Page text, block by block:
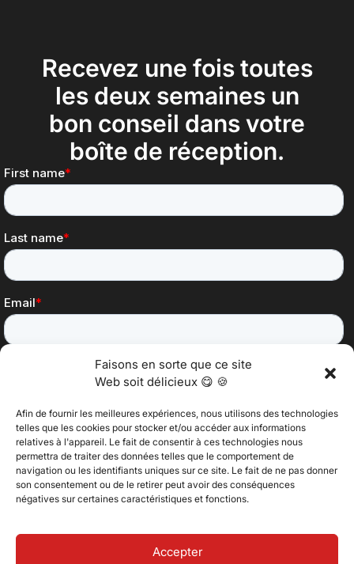
Faisons en sorte que ce site
Web soit délicieux 😋 🍪
Afin de fournir les meilleures expériences, nous utilisons des technologies
telles que les cookies pour stocker et/ou accéder aux informations
relatives à l'appareil. Le fait de consentir à ces technologies nous
permettra de traiter des données telles que le comportement de
navigation ou les identifiants uniques sur ce site. Le fait de ne pas donner
son consentement ou de le retirer peut avoir des conséquences
négatives sur certaines caractéristiques et fonctions.
Accepter
Recevez une fois toutes
les deux semaines un
bon conseil dans votre
boîte de réception.
@2025 Vertitech. Tous droits réservés.
Politique de confidentialité